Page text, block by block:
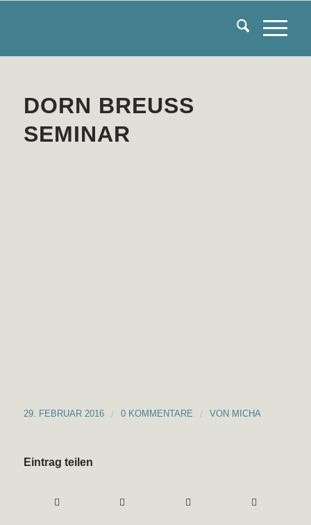
DORN BREUSS
SEMINAR
29. FEBRUAR 2016 / 0 KOMMENTARE / VON MICHA
Eintrag teilen